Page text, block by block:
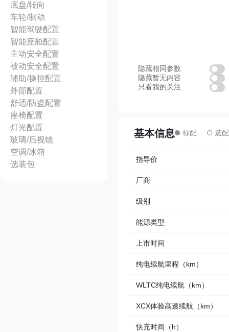
底盘/转向
车轮/制动
智能驾驶配置
智能座舱配置
主动安全配置
被动安全配置
辅助/操控配置
外部配置
舒适/防盗配置
座椅配置
灯光配置
玻璃/后视镜
空调/冰箱
选装包
隐藏相同参数
隐藏暂无内容
只看我的关注
基本信息
指导价
厂商
级别
能源类型
上市时间
纯电续航里程（km）
WLTC纯电续航（km）
XCX体验高速续航（km）
快充时间（h）